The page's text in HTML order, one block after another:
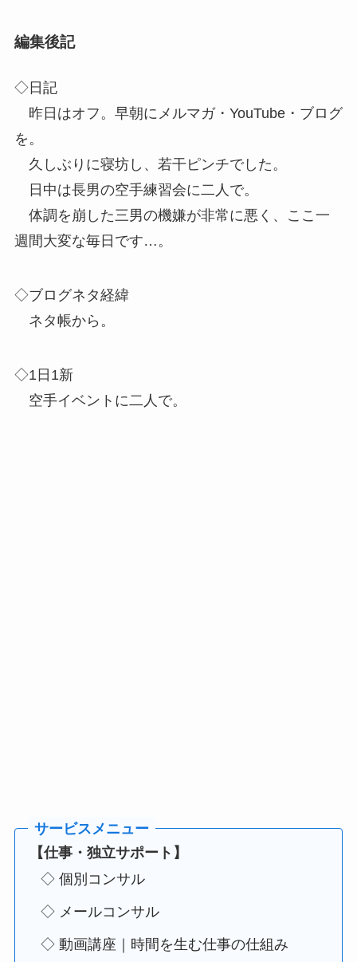
編集後記
◇日記
昨日はオフ。早朝にメルマガ・YouTube・ブログ
を。
久しぶりに寝坊し、若干ピンチでした。
日中は長男の空手練習会に二人で。
体調を崩した三男の機嫌が非常に悪く、ここ一
週間大変な毎日です…。
◇ブログネタ経緯
ネタ帳から。
◇1日1新
空手イベントに二人で。
【仕事・独立サポート】
◇ 個別コンサル
◇ メールコンサル
◇ 動画講座｜時間を生む仕事の仕組み